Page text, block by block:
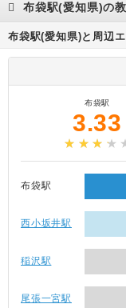
布袋駅(愛知県)の
布袋駅(愛知県)と周辺
布袋駅
3.33
布袋駅
西小坂井駅
稲沢駅
尾張一宮駅